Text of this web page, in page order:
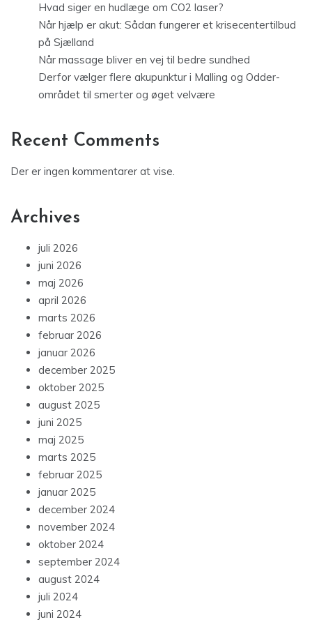
Hvad siger en hudlæge om CO2 laser?
Når hjælp er akut: Sådan fungerer et krisecentertilbud
på Sjælland
Når massage bliver en vej til bedre sundhed
Derfor vælger flere akupunktur i Malling og Odder-
området til smerter og øget velvære
Recent Comments
Der er ingen kommentarer at vise.
Archives
juli 2026
juni 2026
maj 2026
april 2026
marts 2026
februar 2026
januar 2026
december 2025
oktober 2025
august 2025
juni 2025
maj 2025
marts 2025
februar 2025
januar 2025
december 2024
november 2024
oktober 2024
september 2024
august 2024
juli 2024
juni 2024